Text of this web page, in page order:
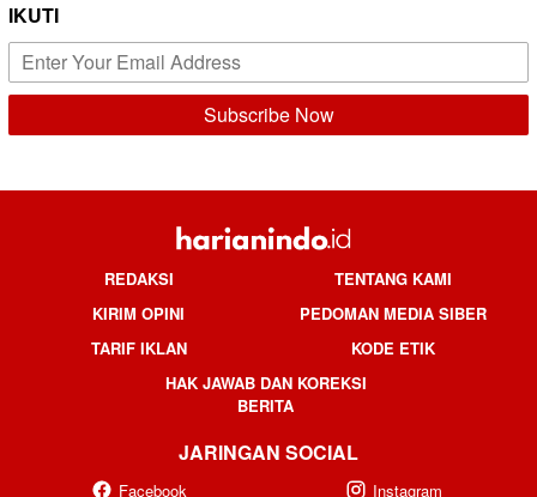
IKUTI
REDAKSI
TENTANG KAMI
KIRIM OPINI
PEDOMAN MEDIA SIBER
TARIF IKLAN
KODE ETIK
HAK JAWAB DAN KOREKSI
BERITA
JARINGAN SOCIAL
Facebook Instagram